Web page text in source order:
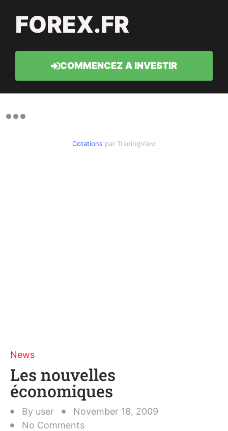
FOREX.FR
COMMENCEZ A INVESTIR
Cotations par TradingView
News
Les nouvelles
économiques
By user
November 18, 2009
No Comments